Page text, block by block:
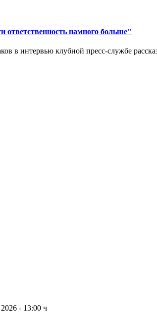
намного больше"
в интервью клубной пресс-службе
- 13:00 ч